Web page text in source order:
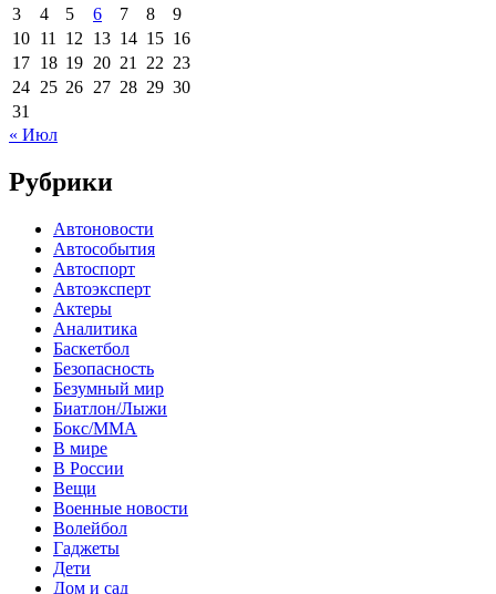
3
4 5 6 7 8
9
10 11 12 13 14 15 16
17 18 19 20 21 22 23
24 25 26 27 28 29 30
31
« Июл
Рубрики
Автоновости
Автособытия
Автоспорт
Автоэксперт
Актеры
Аналитика
Баскетбол
Безопасность
Безумный мир
Биатлон/Лыжи
Бокс/MMA
В мире
В России
Вещи
Военные новости
Волейбол
Гаджеты
Дети
Дом и сад